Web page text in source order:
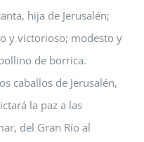
hija de Jerusalén;
y victorioso; modesto y
de borrica.
caballos de Jerusalén,
la paz a las
del Gran Río al